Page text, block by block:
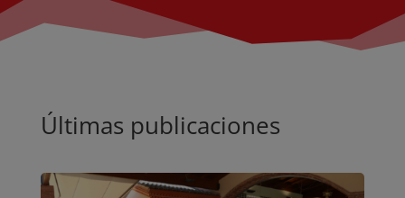
Últimas publicaciones